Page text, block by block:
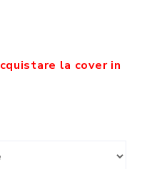
la cover in